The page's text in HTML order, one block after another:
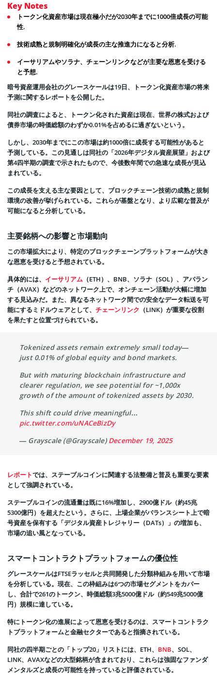
Key Notes
トークン化資産市場は現在極小だが2030年までに1000倍成長の可能
性.
技術成熟と規制明確化が成長の主な推進力になると分析.
イーサリアムやソラナ、チェーンリンクなどが主要な恩恵を受ける
と予想.
暗号資産運用会社のグレースケールは19日、トークン化資産市場の将来
予測に関するレポートを公開した。
同社の調査によると、トークン化された資産は現在、世界の株式および
債券市場の時価総額のわずか0.01%を占めるに過ぎないという。
しかし、2030年までにこの市場は約1000倍に成長する可能性があると
予測している。この見通しは同社の「2026年デジタル資産展望」および
第4四半期の調査で示されたもので、今後数年間での急速な成長が見込
まれている。
この成長を支える主な要因として、ブロックチェーン技術の成熟と規制
環境の改善が挙げられている。これらが基盤となり、より広範な普及が
可能になると分析している。
主要銘柄への影響と市場動向
この市場拡大により、特定のブロックチェーンプラットフォームが大き
な恩恵を受けると予想されている。
具体的には、 イーサリアム （ETH）、BNB、ソラナ（SOL）、アバラン
チ（AVAX）などのネットワーク上で、オンチェーン活動が大幅に増加
する見込みだ。また、異なるネットワーク間での安全なデータ転送を可
能にするミドルウェアとして、 チェーンリンク （LINK）が重要な役割
を果たすと位置づけられている。
Tokenized assets remain extremely small today—
just 0.01% of global equity and bond markets.
But with maturing blockchain infrastructure and
clearer regulation, we see potential for ~1,000x
growth of the amount of tokenized assets by 2030.
This shift could drive meaningful…
pic.twitter.com/uNACeBizDy
— Grayscale (@Grayscale)December 19, 2025
レポートでは、ステーブルコインに関連する法整備と普及も重要な要素
として強調されている。
ステーブルコインの流通量は既に16%増加し、2900億ドル（約45兆
5300億円）を超えたという。さらに、上場企業がバランスシート上で暗
号資産を保有する「デジタル資産トレジャリー（DATs）」の増加も、
市場の追い風となっている。
スマートコントラクトプラットフォームの優位性
グレースケールはFTSEラッセルと共同開発した分類枠組みを用いて市場
を分析している。現在、この枠組みは6つの市場セグメントをカバー
し、合計で261のトークン、時価総額3兆5000億ドル（約549兆5000億
円）規模に達している。
特にトークン化の進展によって恩恵を受けるのは、スマートコントラク
トプラットフォームと金融セクターであると指摘されている。
同社の四半期ごとの「トップ20」リストには、ETH、 BNB、SOL、
LINK、AVAXなどの大型銘柄が含まれており、これらは強固なファンダ
メンタルズと成長の可能性を持っていると評価されている。